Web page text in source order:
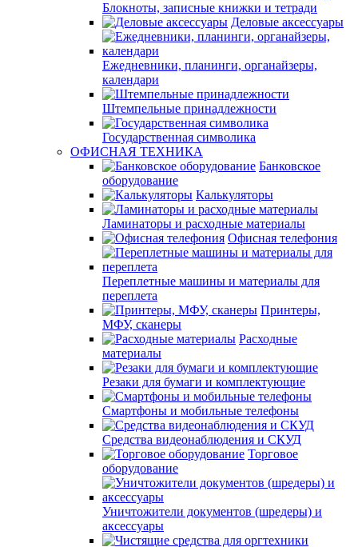
Блокноты, записные книжки и тетради
Деловые аксессуары
Ежедневники, планинги, органайзеры,
календари
Штемпельные принадлежности
Государственная символика
ОФИСНАЯ ТЕХНИКА
Банковское
оборудование
Калькуляторы
Ламинаторы и расходные материалы
Офисная телефония
Переплетные машины и материалы для
переплета
Принтеры,
МФУ, сканеры
Расходные
материалы
Резаки для бумаги и комплектующие
Смартфоны и мобильные телефоны
Средства видеонаблюдения и СКУД
Торговое
оборудование
Уничтожители документов (шредеры) и
аксессуары